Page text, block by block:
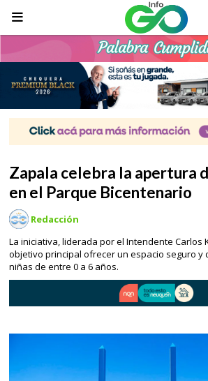
Zapala celebra la apertura
en el Parque Bicentenario
La iniciativa, liderada por el Intendente Carlos
objetivo principal ofrecer un espacio seguro y
niñas de entre 0 a 6 años.
Redacción